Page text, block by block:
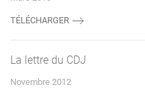
TÉLÉCHARGER
La lettre du CDJ
Novembre 2012